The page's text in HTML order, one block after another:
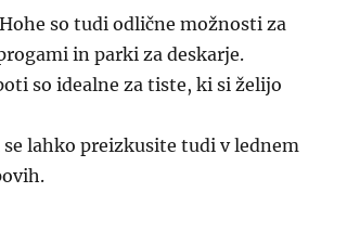
so tudi odlične možnosti za
in parki za deskarje.
so idealne za tiste, ki si želijo
se lahko preizkusite tudi v lednem